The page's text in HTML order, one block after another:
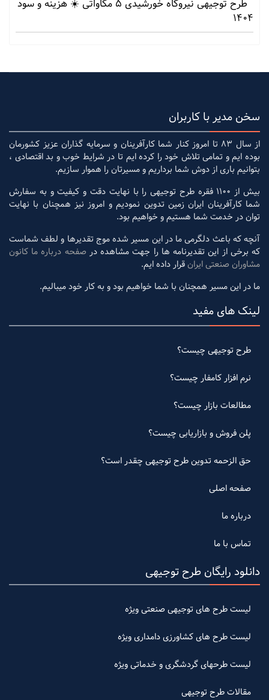
طرح توجیهی نیروگاه خورشیدی 5 مگاواتی ☀️ هزینه‌ و سود
1404
سخن مدیر با کاربران
از سال 83 تا امروز کنار شما کارآفرینان و سرمایه گذاران عزیز کشورمان
بوده ایم و تمامی تلاش خود را کرده ایم تا در شرایط خوب و بد اقتصادی ،
بتوانیم باری از دوش شما برداریم و مسیرتان را هموار سازیم.
بیش از 1100 فقره طرح توجیهی را با نهایت دقت و کیفیت و به سفارش
شما کارآفرینان ایران زمین تدوین نمودیم و امروز نیز همچنان با نهایت
توان در خدمت شما هستیم و خواهیم بود.
آنچه که باعث دلگرمی ما در این مسیر شده موج تقدیرها و لطف شماست
که برخی از این تقدیرنامه ها را جهت مشاهده در صفحه درباره ما کانون
مشاوران صنعتی ایرانقرار داده ایم.
ما در این مسیر همچنان با شما خواهیم بود و به کار خود میبالیم.
لینک های مفید
طرح توجیهی چیست؟
نرم افزار کامفار چیست؟
مطالعات بازار چیست؟
پلن فروش و بازاریابی چیست؟
حق الزحمه تدوین طرح توجیهی چقدر است؟
صفحه اصلی
درباره ما
تماس با ما
دانلود رایگان طرح توجیهی
لیست طرح های توجیهی صنعتی ویژه
لیست طرح های کشاورزی دامداری ویژه
لیست طرحهای گردشگری و خدماتی ویژه
مقالات طرح توجیهی